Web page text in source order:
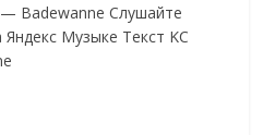
Badewanne Слушайте
Музыке Текст KC